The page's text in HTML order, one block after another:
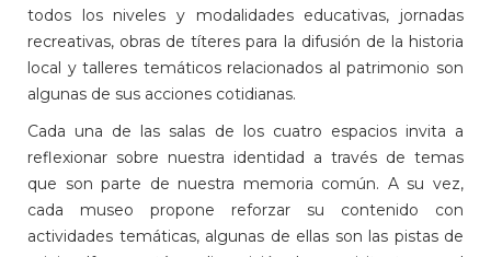
todos los niveles y modalidades educativas, jornadas
recreativas, obras de títeres para la difusión de la historia
local y talleres temáticos relacionados al patrimonio son
algunas de sus acciones cotidianas.
Cada una de las salas de los cuatro espacios invita a
reflexionar sobre nuestra identidad a través de temas
que son parte de nuestra memoria común. A su vez,
cada museo propone reforzar su contenido con
actividades temáticas, algunas de ellas son las pistas de